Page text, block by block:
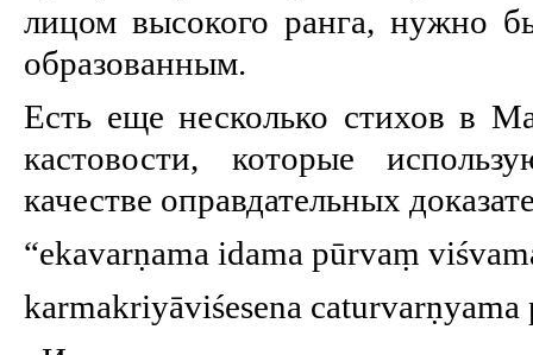
лицом высокого ранга, нужно
образованным.
Есть еще несколько стихов в
кастовости, которые
качестве оправдательных
“ekavarṇama idama pūrvaṃ
karmakriyāviśesena caturvarṇyama